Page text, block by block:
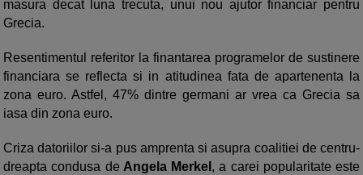
masura decat luna trecuta, unui nou ajutor financiar pentru
Grecia.
Resentimentul referitor la finantarea programelor de sustinere
financiara se reflecta si in atitudinea fata de apartenenta la
zona euro. Astfel, 47% dintre germani ar vrea ca Grecia sa
iasa din zona euro.
Criza datoriilor si-a pus amprenta si asupra coalitiei de centru-
dreapta condusa de Angela Merkel , a carei popularitate este